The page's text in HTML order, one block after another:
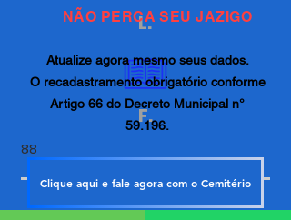
L.
F.
88
NÃO PERCA SEU JAZIGO
Atualize agora mesmo seus dados.
O recadastramento obrigatório conforme
Artigo 66 do Decreto Municipal n°
59.196.
Clique aqui e fale agora com o Cemitério